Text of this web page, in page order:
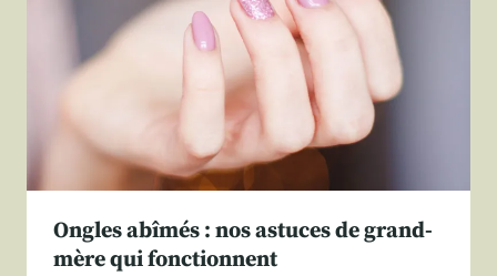
Ongles abîmés : nos astuces de grand-
mère qui fonctionnent